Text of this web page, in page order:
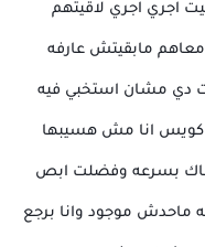
اجري اجري لاقيتهم
معاهم مابقيتش عارفه
دي مشان استخبي فيه
كويس انا مش هسيبها
بسرعه وفضلت ابص
ماحدش موجود وانا برجع